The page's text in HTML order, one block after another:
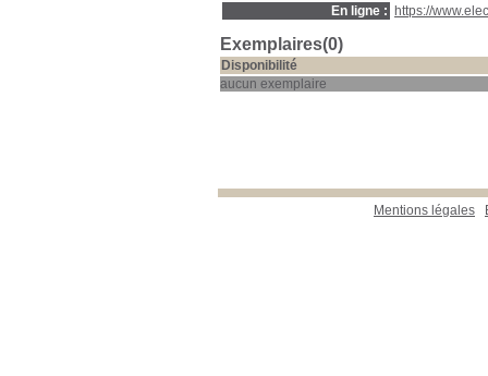
En ligne :
https://
Exemplaires(0)
Disponibilité
aucun exemplaire
Mentions légales